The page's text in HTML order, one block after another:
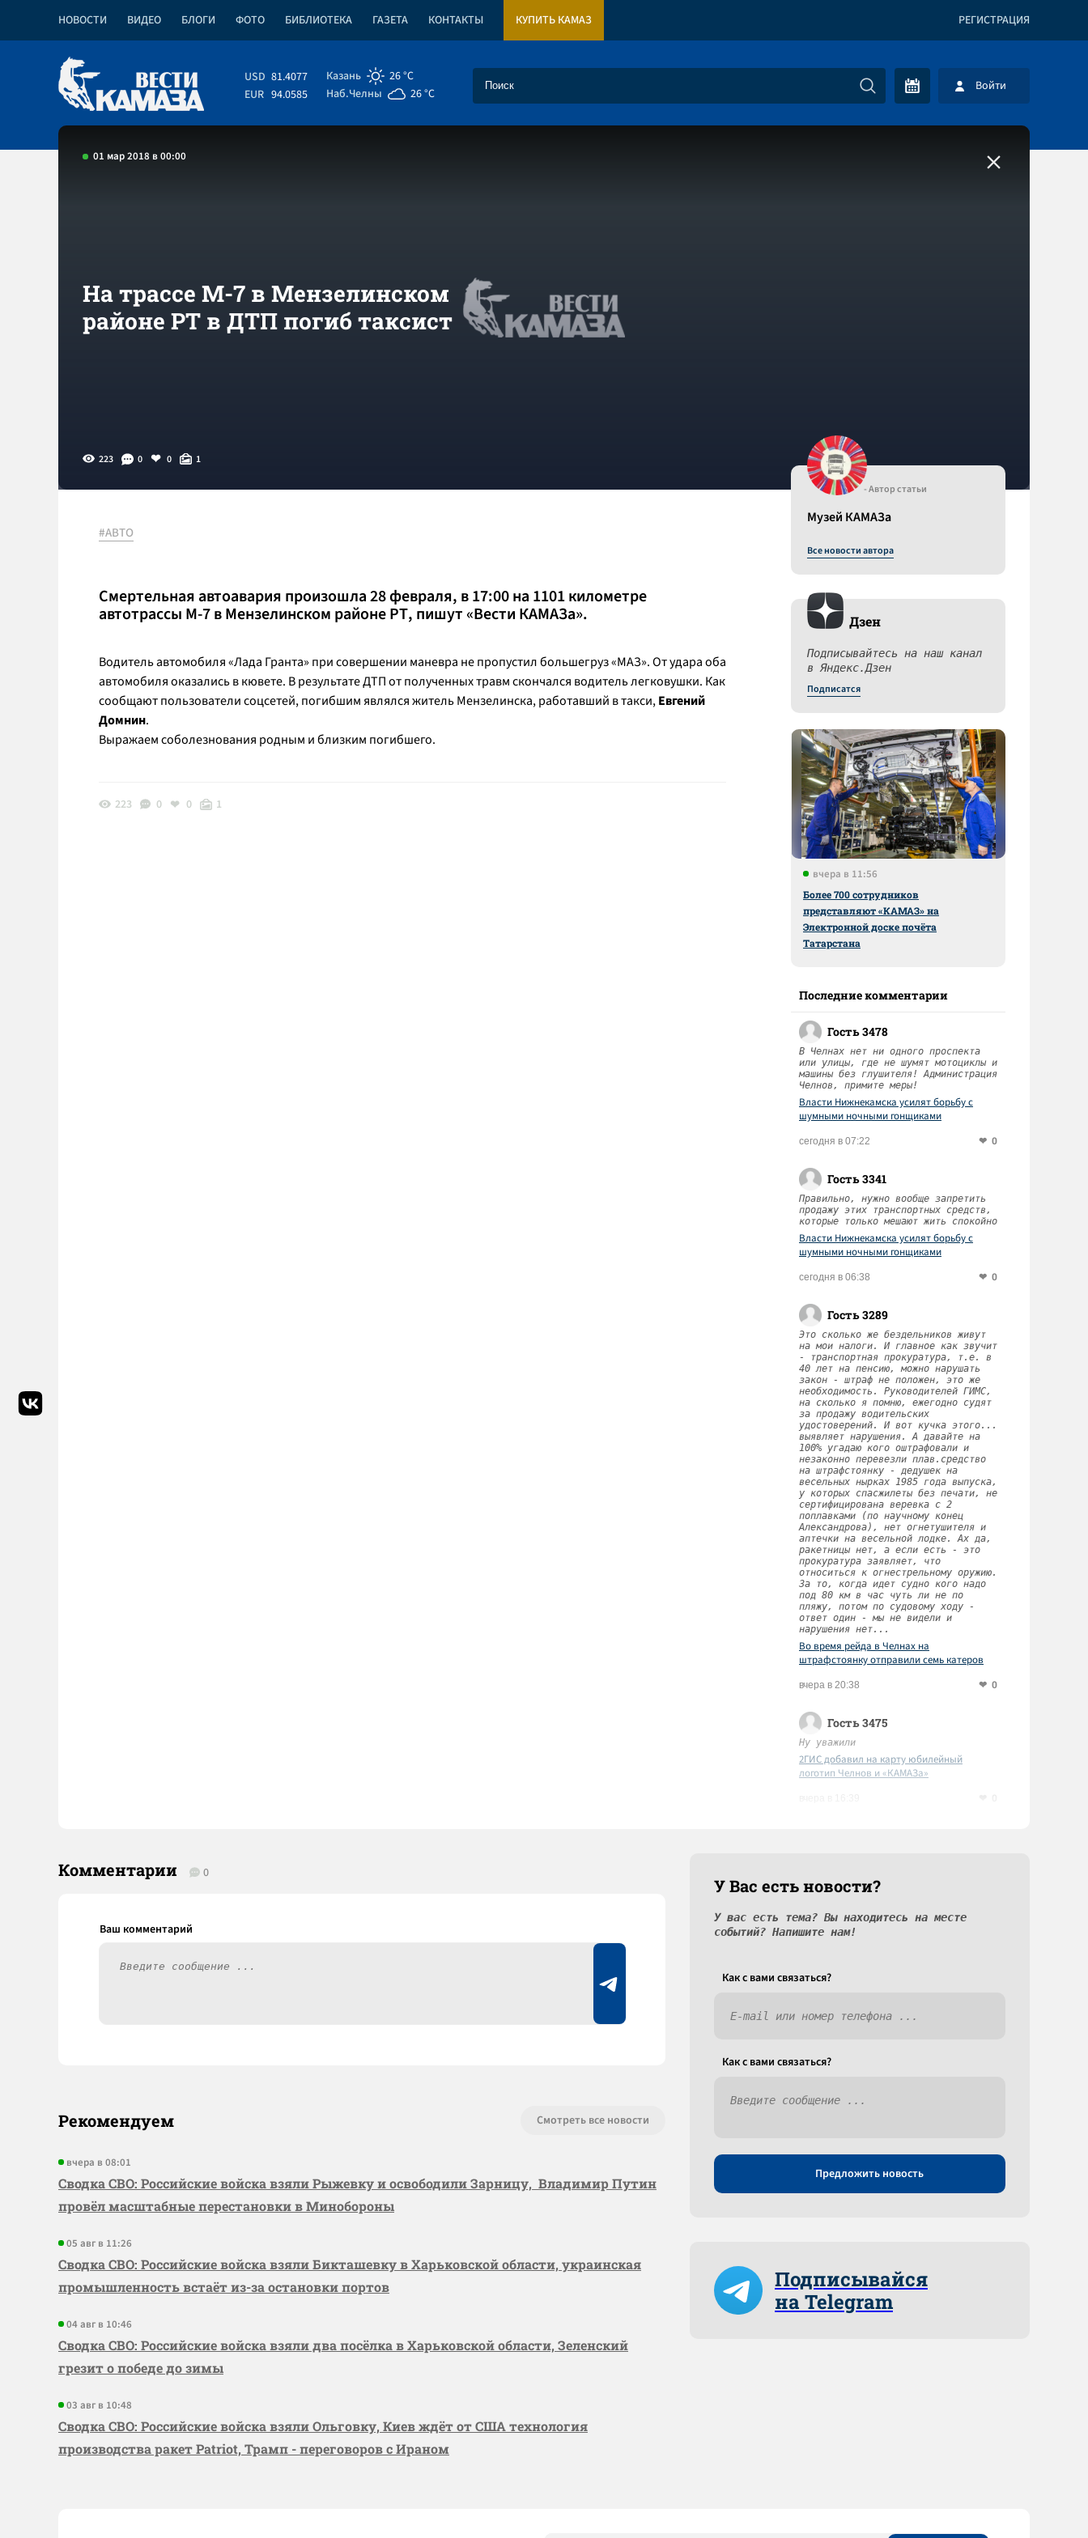
НОВОСТИ ВИДЕО БЛОГИ ФОТО БИБЛИОТЕКА ГАЗЕТА КОНТАКТЫ КУПИТЬ КАМАЗ РЕГИСТРАЦИЯ
USD 81.4077
EUR 94.0585
Казань
26 °C
Наб.Челны
26 °C Войти
01 мар 2018 в 00:00
На трассе М-7 в Мензелинском
районе РТ в ДТП погиб таксист
223 0 0 1
#АВТО
Смертельная автоавария произошла 28 февраля, в 17:00 на 1101 километре
автотрассы М-7 в Мензелинском районе РТ, пишут «Вести КАМАЗа».
Водитель автомобиля «Лада Гранта» при совершении маневра не пропустил большегруз «МАЗ». От удара оба
автомобиля оказались в кювете. В результате ДТП от полученных травм скончался водитель легковушки. Как
сообщают пользователи соцсетей, погибшим являлся житель Мензелинска, работавший в такси,Евгений
Домнин.
Выражаем соболезнования родным и близким погибшего.
223 0 0 1
- Автор статьи
Музей КАМАЗа
Все новости автора
Дзен
Подписывайтесь на наш канал
в Яндекс.Дзен
Подписатся
вчера в 11:56
Более 700 сотрудников
представляют «КАМАЗ» на
Электронной доске почёта
Татарстана
Последние комментарии
Гость 3478
В Челнах нет ни одного проспекта
или улицы, где не шумят мотоциклы и
машины без глушителя! Администрация
Челнов, примите меры!
Власти Нижнекамска усилят борьбу с
шумными ночными гонщиками
сегодня в 07:22 0
Гость 3341
Правильно, нужно вообще запретить
продажу этих транспортных средств,
которые только мешают жить спокойно
Власти Нижнекамска усилят борьбу с
шумными ночными гонщиками
сегодня в 06:38 0
Гость 3289
Это сколько же бездельников живут
на мои налоги. И главное как звучит
- транспортная прокуратура, т.е. в
40 лет на пенсию, можно нарушать
закон - штраф не положен, это же
необходимость. Руководителей ГИМС,
на сколько я помню, ежегодно судят
за продажу водительских
удостоверений. И вот кучка этого...
выявляет нарушения. А давайте на
100% угадаю кого оштрафовали и
незаконно перевезли плав.средство
на штрафстоянку - дедушек на
весельных нырках 1985 года выпуска,
у которых спасжилеты без печати, не
сертифицирована веревка с 2
поплавками (по научному конец
Александрова), нет огнетушителя и
аптечки на весельной лодке. Ах да,
ракетницы нет, а если есть - это
прокуратура заявляет, что
относиться к огнестрельному оружию.
За то, когда идет судно кого надо
под 80 км в час чуть ли не по
пляжу, потом по судовому ходу -
ответ один - мы не видели и
нарушения нет...
Во время рейда в Челнах на
штрафстоянку отправили семь катеров
вчера в 20:38 0
Гость 3475
Ну уважили
2ГИС добавил на карту юбилейный
логотип Челнов и «КАМАЗа»
Комментарии 0
Рекомендуем Смотреть все новости
вчера в 08:01
Сводка СВО: Российские войска взяли Рыжевку и освободили Зарницу, Владимир Путин
провёл масштабные перестановки в Минобороны
05 авг в 11:26
Сводка СВО: Российские войска взяли Бикташевку в Харьковской области, украинская
промышленность встаёт из-за остановки портов
04 авг в 10:46
Сводка СВО: Российские войска взяли два посёлка в Харьковской области, Зеленский
грезит о победе до зимы
03 авг в 10:48
Сводка СВО: Российские войска взяли Ольговку, Киев ждёт от США технология
производства ракет Patriot, Трамп - переговоров с Ираном
У Вас есть новости?
У вас есть тема? Вы находитесь на месте
событий? Напишите нам!
Как c вами связаться?
Как c вами связаться?
Предложить новость
Подписывайся
на Telegram